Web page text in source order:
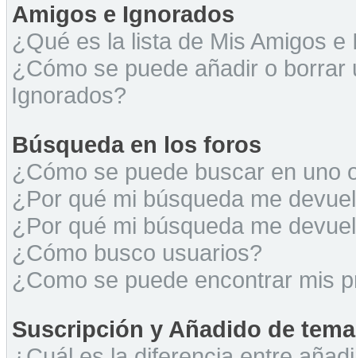
Amigos e Ignorados
¿Qué es la lista de Mis Amigos e
¿Cómo se puede añadir o
Ignorados?
Búsqueda en los foros
¿Cómo se puede buscar en uno
¿Por qué mi búsqueda me
¿Por qué mi búsqueda me
¿Cómo busco usuarios?
¿Como se puede encontrar mis
Suscripción y Añadido de